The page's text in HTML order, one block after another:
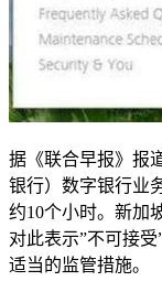
据《联合早报》报
银行）数字银行业
约10个小时。新加
对此表示”不可接
适当的监管措施。